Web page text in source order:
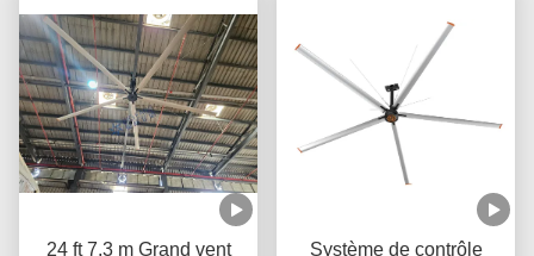
24 ft 7,3 m Grand vent
Système de contrôle